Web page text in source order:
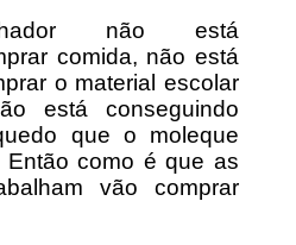
não está
comida, não está
o material escolar
está conseguindo
que o moleque
Então como é que as
vão comprar